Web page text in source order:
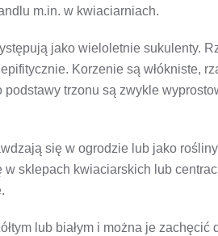
m.in. w kwiaciarniach.
jako wieloletnie sukulenty.
Korzenie są włókniste,
trzonu są zwykle
się w ogrodzie lub jako
sklepach kwiaciarskich lub
lub białym i można je zachęcić